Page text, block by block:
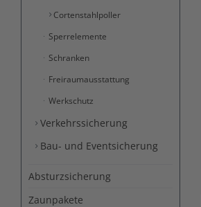
Cortenstahlpoller
Sperrelemente
Schranken
Freiraumausstattung
Werkschutz
Verkehrssicherung
Bau- und Eventsicherung
Absturzsicherung
Zaunpakete